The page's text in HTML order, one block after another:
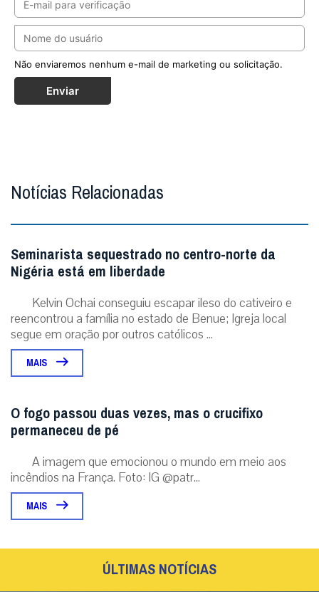
Não enviaremos nenhum e-mail de marketing ou solicitação.
Enviar
Notícias Relacionadas
Seminarista sequestrado no centro-norte da
Nigéria está em liberdade
Kelvin Ochai conseguiu escapar ileso do cativeiro e
reencontrou a família no estado de Benue; Igreja local
segue em oração por outros católicos ...
MAIS
O fogo passou duas vezes, mas o crucifixo
permaneceu de pé
A imagem que emocionou o mundo em meio aos
incêndios na França. Foto: IG @patr...
MAIS
ÚLTIMAS NOTÍCIAS